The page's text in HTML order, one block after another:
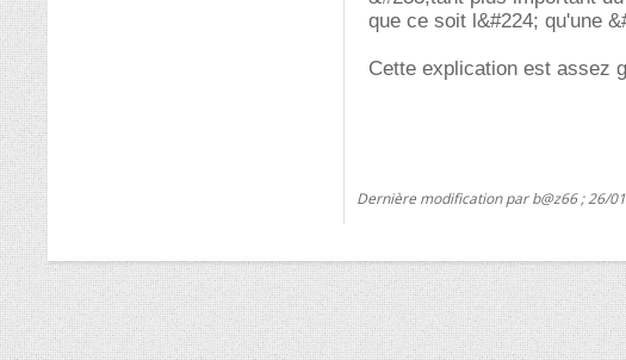
que ce soit l&#224; qu'une
Cette explication est assez
Dernière modification par b@z66 ; 26/